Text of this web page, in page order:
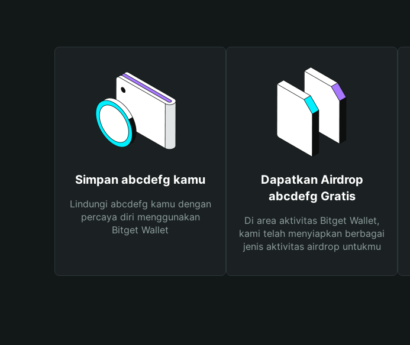
Simpan abcdefg kamu
Lindungi abcdefg kamu dengan
percaya diri menggunakan
Bitget Wallet
Dapatkan Airdrop
abcdefg Gratis
Di area aktivitas Bitget Wallet,
kami telah menyiapkan berbagai
jenis aktivitas airdrop untukmu